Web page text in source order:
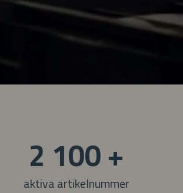
2 100 +
aktiva artikelnummer